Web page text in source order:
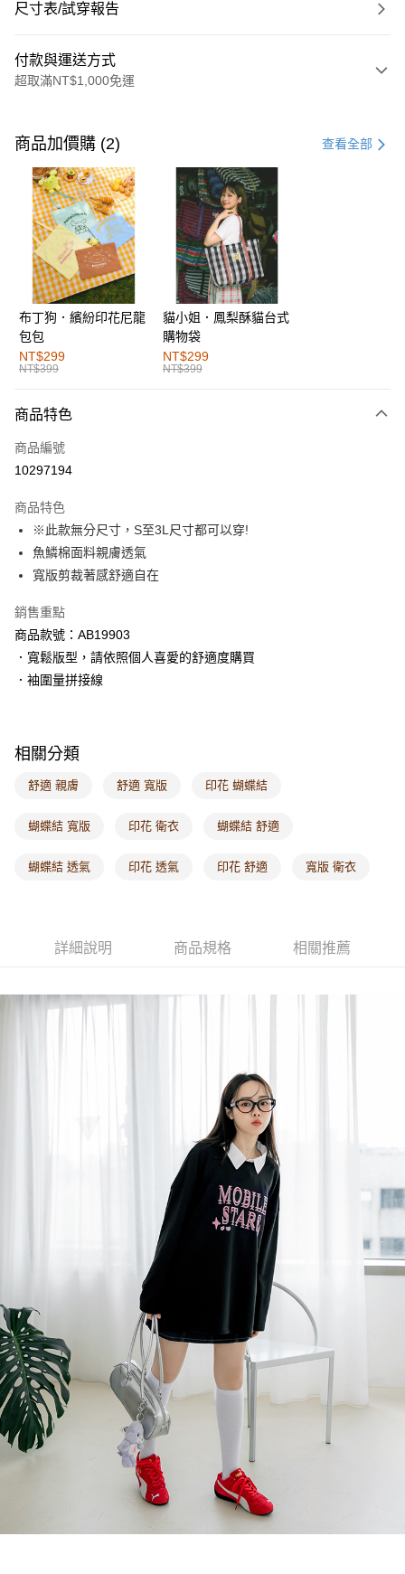
尺寸表/試穿報告
付款與運送方式
超取滿NT$1,000免運
信用卡一次付款
購物金
超商取貨付款
LINE Pay
街口支付
運送方式
全家取貨付款
每筆NT$60，滿NT$1,000(含以上)免運費
付款後全家取貨
萊爾富取貨付款
付款後萊爾富取貨
每筆NT$60，滿NT$1,000(含以上)免運費
7-11取貨付款
每筆NT$60，滿NT$1,000(含以上)免運費
付款後7-11取貨
每筆NT$60，滿NT$1,000(含以上)免運費
付款後門市自取
每筆NT$60，滿NT$1,000(含以上)免運費
商品加價購 (2) 查看全部
布丁狗．繽紛印花尼龍
包包
NT$299
NT$399
貓小姐．鳳梨酥貓台式
購物袋
NT$299
NT$399
商品特色
商品編號
10297194
商品特色
※此款無分尺寸，S至3L尺寸都可以穿!
魚鱗棉面料親膚透氣
寬版剪裁著感舒適自在
銷售重點
商品款號：AB19903
．寬鬆版型，請依照個人喜愛的舒適度購買
．袖圍量拼接線
相關分類
舒適 親膚 舒適 寬版 印花 蝴蝶結
蝴蝶結 寬版 印花 衛衣 蝴蝶結 舒適
蝴蝶結 透氣 印花 透氣 印花 舒適 寬版 衛衣
詳細說明 商品規格 相關推薦